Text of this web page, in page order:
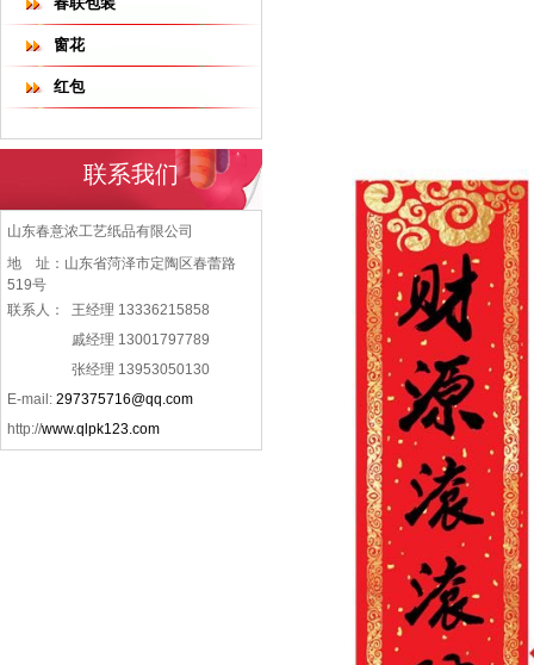
窗花
红包
联系我们
山东春意浓工艺纸品有限公司
地 址：山东省菏泽市定陶区春蕾路
519号
联系人：
王经理 13336215858
戚经理 13001797789
张经理 13953050130
E-mail:297375716@qq.com
http://www.qlpk123.com